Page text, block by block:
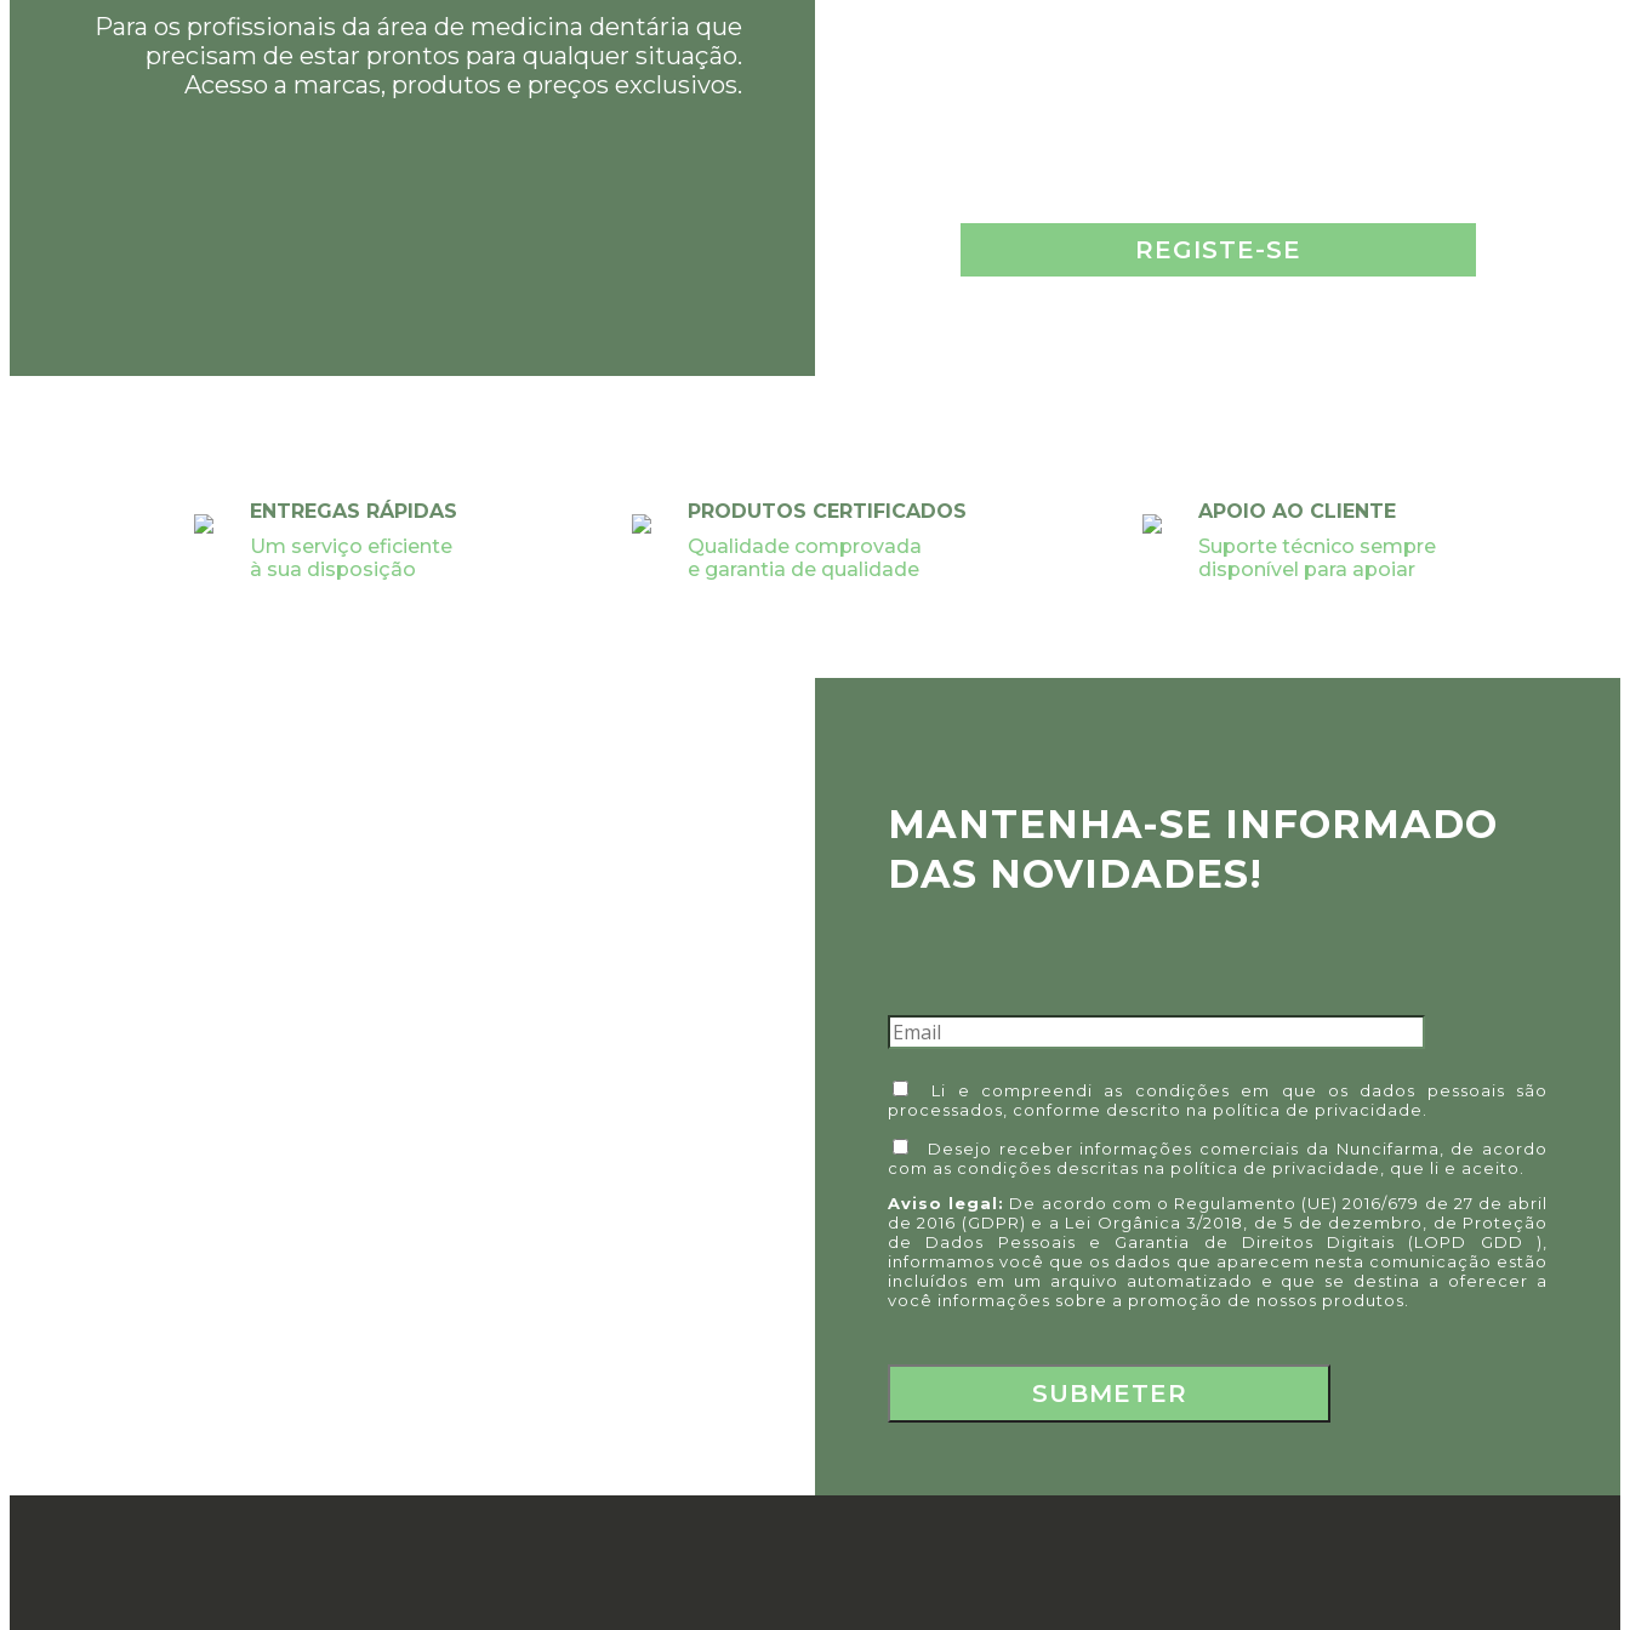
Para os profissionais da área de medicina dentária que
precisam de estar prontos para qualquer situação.
Acesso a marcas, produtos e preços exclusivos.
REGISTE-SE
ENTREGAS RÁPIDAS
Um serviço eficiente
à sua disposição
PRODUTOS CERTIFICADOS
Qualidade comprovada
e garantia de qualidade
APOIO AO CLIENTE
Suporte técnico sempre
disponível para apoiar
MANTENHA-SE INFORMADO
DAS NOVIDADES!
Li e compreendi as condições em que os dados pessoais são
processados, conforme descrito na política de privacidade
Desejo receber informações comerciais da Nuncifarma, de acordo
com as condições descritas na política de privacidade
, que li e aceito.
Aviso legal: De acordo com o Regulamento (UE) 2016/679 de 27 de abril
de 2016 (GDPR) e a Lei Orgânica 3/2018, de 5 de dezembro, de Proteção
de Dados Pessoais e Garantia de Direitos Digitais (LOPD GDD ),
informamos você que os dados que aparecem nesta comunicação estão
incluídos em um arquivo automatizado e que se destina a oferecer a
você informações sobre a promoção de nossos produtos.